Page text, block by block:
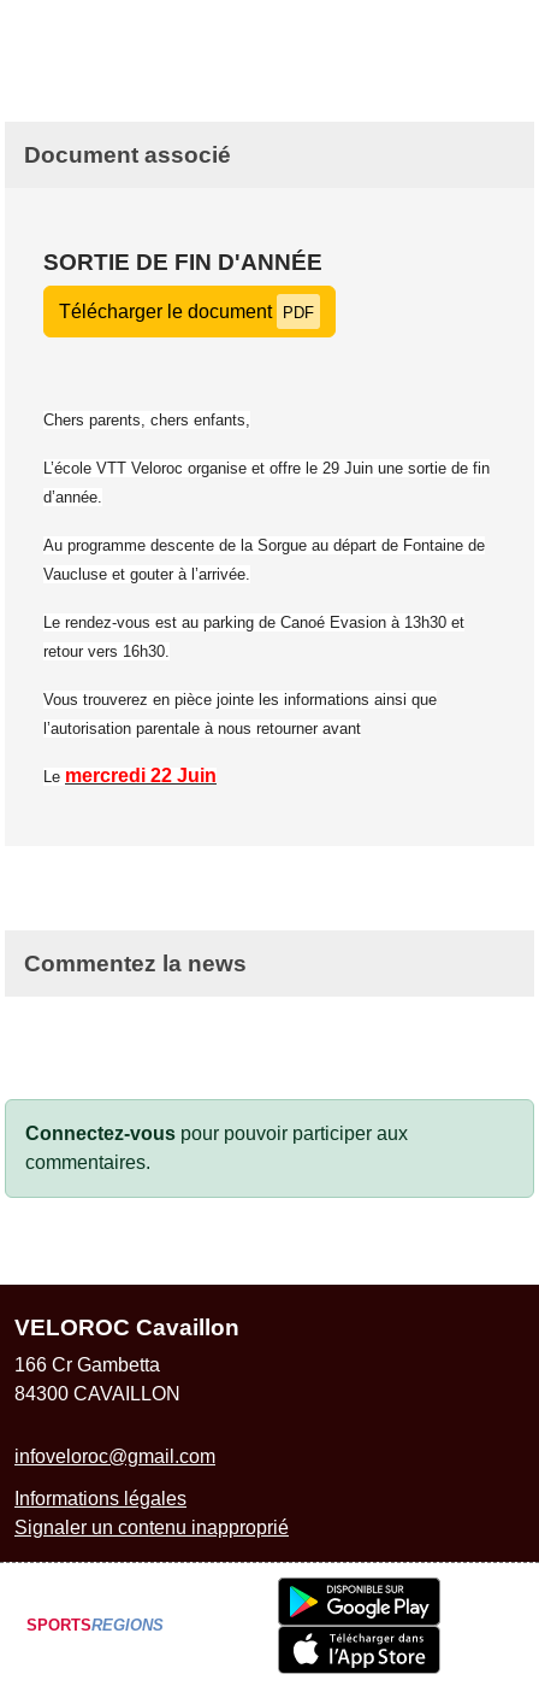
Document associé
SORTIE DE FIN D'ANNÉE
Télécharger le document PDF
Chers parents, chers enfants,
L’école VTT Veloroc organise et offre le 29 Juin une sortie de fin
d’année.
Au programme descente de la Sorgue au départ de Fontaine de
Vaucluse et gouter à l’arrivée.
Le rendez-vous est au parking de Canoé Evasion à 13h30 et
retour vers 16h30.
Vous trouverez en pièce jointe les informations ainsi que
l’autorisation parentale à nous retourner avant
Le mercredi 22 Juin
Commentez la news
Connectez-vous pour pouvoir participer aux
commentaires.
VELOROC Cavaillon
166 Cr Gambetta
84300 CAVAILLON
infoveloroc@gmail.com
Informations légales
Signaler un contenu inapproprié
SPORTSREGIONS